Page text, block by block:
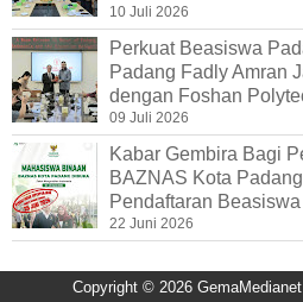
10 Juli 2026
Perkuat Beasiswa
Padang Fadly Amran
dengan Foshan
09 Juli 2026
Kabar Gembira Bagi
BAZNAS Kota
Pendaftaran
22 Juni 2026
Copyright © 2026 GemaMedianet